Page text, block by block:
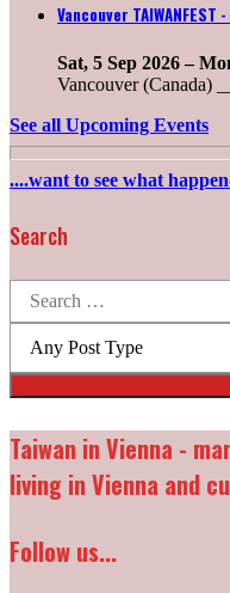
Vancouver
Sat, 5 Sep 2026–
Vancouver (Canada)
See all Upcoming Events
....want to see what
Search
for:
types:
Taiwan in Vienna -
living in Vienna and
Follow us...